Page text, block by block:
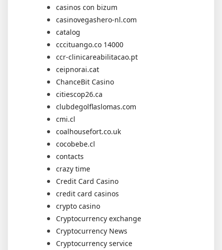
casinos con bizum
casinovegashero-nl.com
catalog
cccituango.co 14000
ccr-clinicareabilitacao.pt
ceipnorai.cat
ChanceBit Casino
citiescop26.ca
clubdegolflaslomas.com
cmi.cl
coalhousefort.co.uk
cocobebe.cl
contacts
crazy time
Credit Card Casino
credit card casinos
crypto casino
Cryptocurrency exchange
Cryptocurrency News
Cryptocurrency service